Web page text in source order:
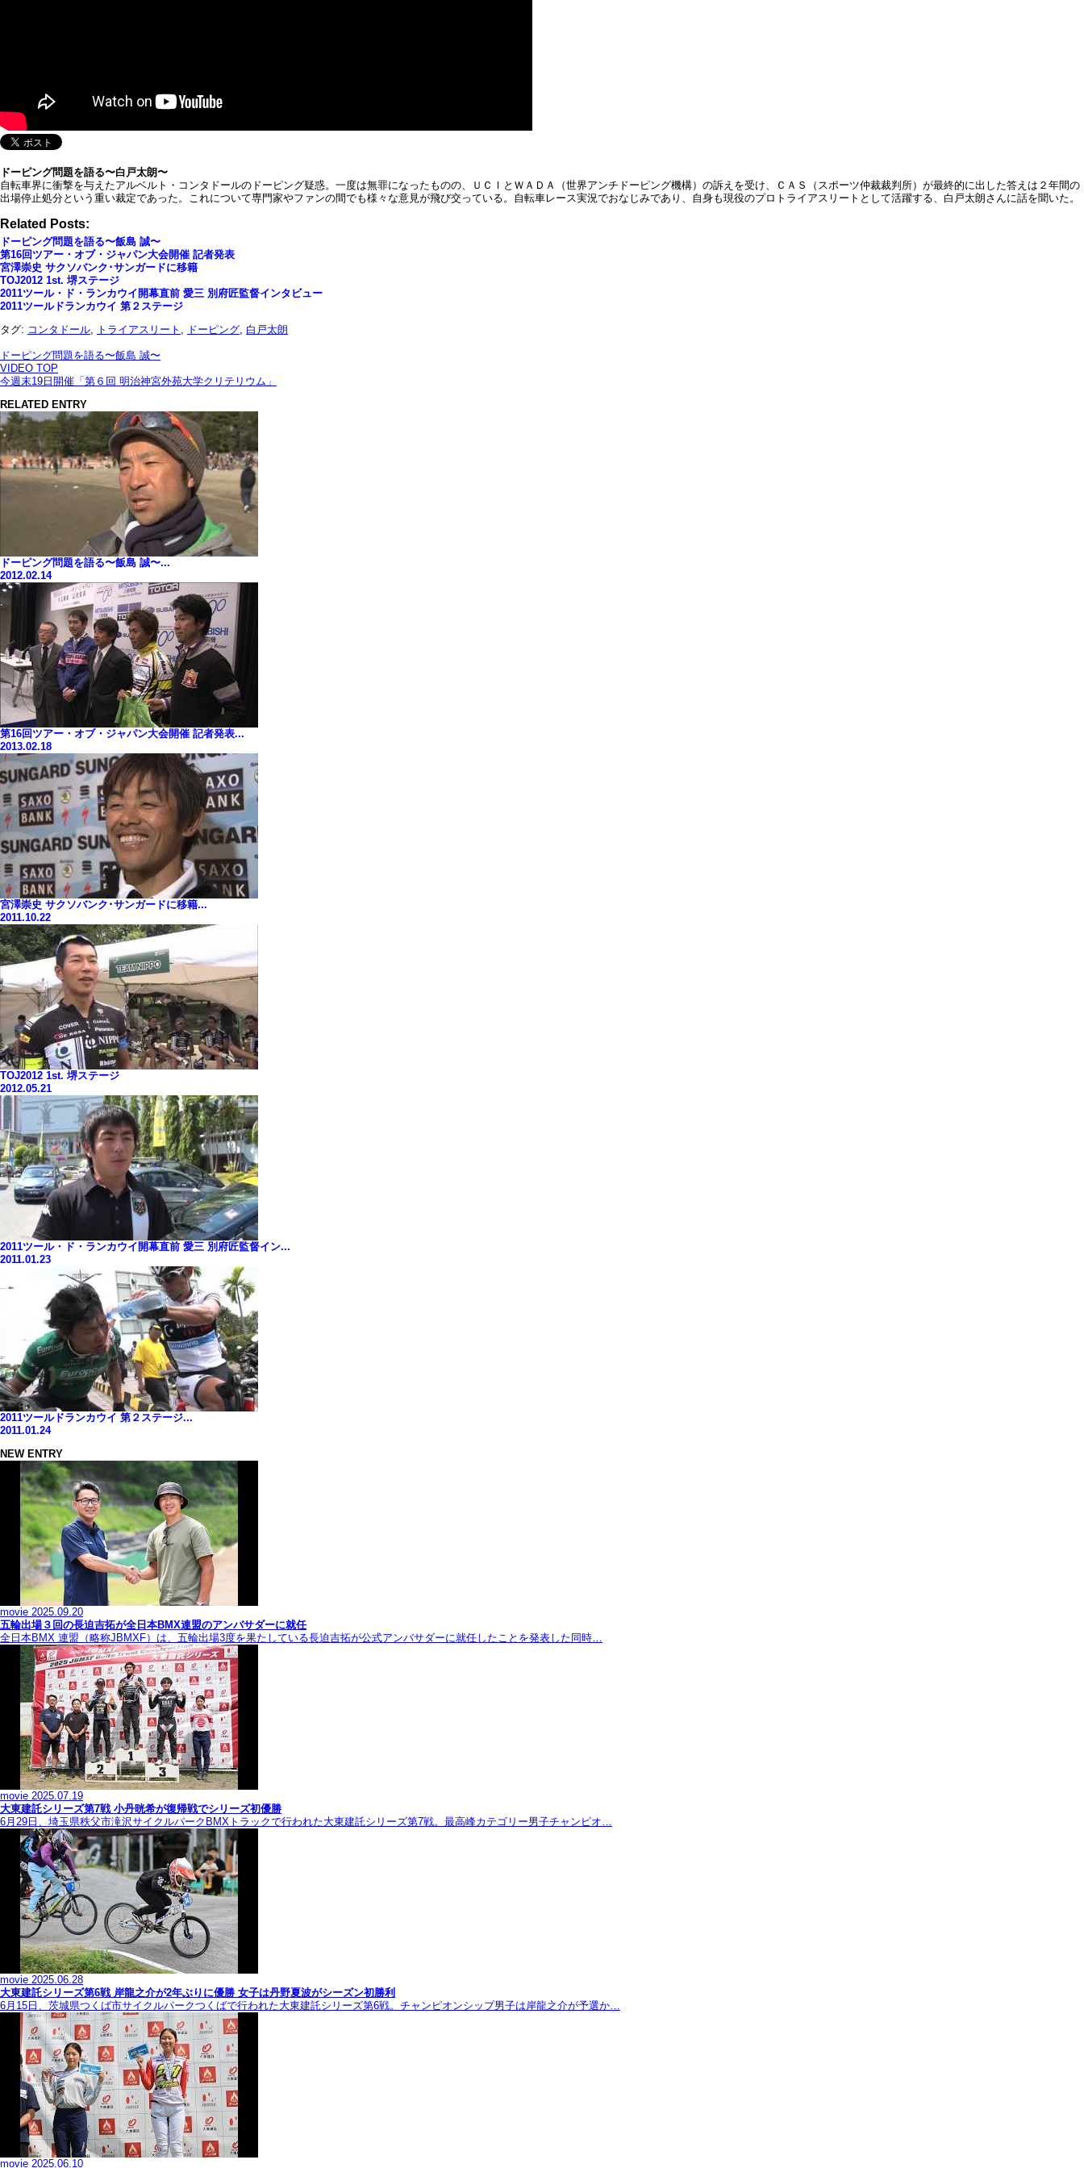
ドーピング問題を語る〜白戸太朗〜
自転車界に衝撃を与えたアルベルト・コンタドールのドーピング疑惑。一度は無罪になったものの、ＵＣＩとＷＡＤＡ（世界アンチドーピング機構）の訴えを受け、ＣＡＳ（スポーツ仲裁裁判所）が最終的に出した答えは２年間の
出場停止処分という重い裁定であった。これについて専門家やファンの間でも様々な意見が飛び交っている。自転車レース実況でおなじみであり、自身も現役のプロトライアスリートとして活躍する、白戸太朗さんに話を聞いた。
Related Posts:
ドーピング問題を語る〜飯島 誠〜
第16回ツアー・オブ・ジャパン大会開催 記者発表
宮澤崇史 サクソバンク･サンガードに移籍
TOJ2012 1st. 堺ステージ
2011ツール・ド・ランカウイ開幕直前 愛三 別府匠監督インタビュー
2011ツールドランカウイ 第２ステージ
タグ: コンタドール, トライアスリート , ドーピング, 白戸太朗
ドーピング問題を語る〜飯島 誠〜
VIDEO TOP
今週末19日開催「第６回 明治神宮外苑大学クリテリウム」
RELATED ENTRY
ドーピング問題を語る〜飯島 誠〜...
2012.02.14
第16回ツアー・オブ・ジャパン大会開催 記者発表...
2013.02.18
宮澤崇史 サクソバンク･サンガードに移籍...
2011.10.22
TOJ2012 1st. 堺ステージ
2012.05.21
2011ツール・ド・ランカウイ開幕直前 愛三 別府匠監督イン...
2011.01.23
2011ツールドランカウイ 第２ステージ...
2011.01.24
NEW ENTRY
movie 2025.09.20
五輪出場３回の長迫吉拓が全日本BMX連盟のアンバサダーに就任
全日本BMX 連盟（略称JBMXF）は、五輪出場3度を果たしている長迫吉拓が公式アンバサダーに就任したことを発表した同時…
movie 2025.07.19
大東建託シリーズ第7戦 ⼩丹晄希が復帰戦でシリーズ初優勝
6月29日、埼玉県秩父市滝沢サイクルパークBMXトラックで行われた大東建託シリーズ第7戦。最高峰カテゴリー男子チャンピオ…
movie 2025.06.28
大東建託シリーズ第6戦 岸龍之介が2年ぶりに優勝 女子は丹野夏波がシーズン初勝利
6月15日、茨城県つくば市サイクルパークつくばで行われた大東建託シリーズ第6戦。チャンピオンシップ男子は岸龍之介が予選か…
movie 2025.06.10